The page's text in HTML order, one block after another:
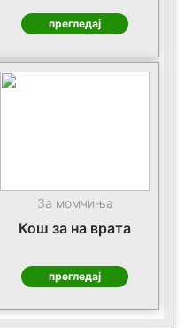
прегледај
За момчиња
Кош за на врата
прегледај